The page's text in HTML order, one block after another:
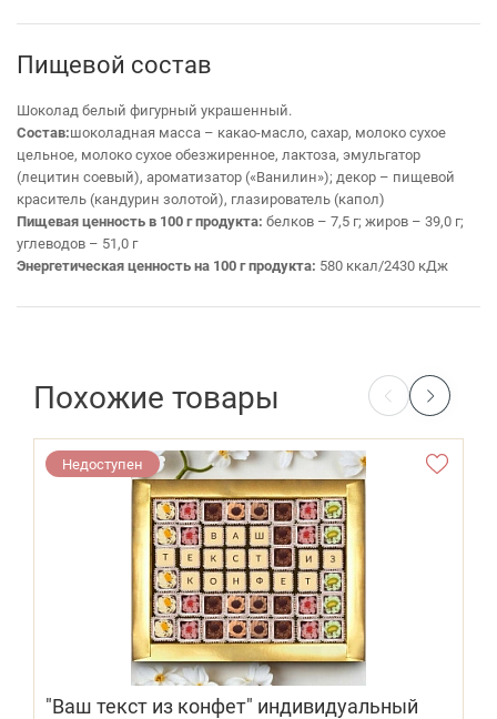
Пищевой состав
Шоколад белый фигурный украшенный.
Состав:шоколадная масса – какао-масло, сахар, молоко сухое
цельное, молоко сухое обезжиренное, лактоза, эмульгатор
(лецитин соевый), ароматизатор («Ванилин»); декор – пищевой
краситель (кандурин золотой), глазирователь (капол)
Пищевая ценность в 100 г продукта: белков – 7,5 г; жиров – 39,0 г;
углеводов – 51,0 г
Энергетическая ценность на 100 г продукта: 580 ккал/2430 кДж
Похожие товары
Недоступен
"Ваш текст из конфет" индивидуальный